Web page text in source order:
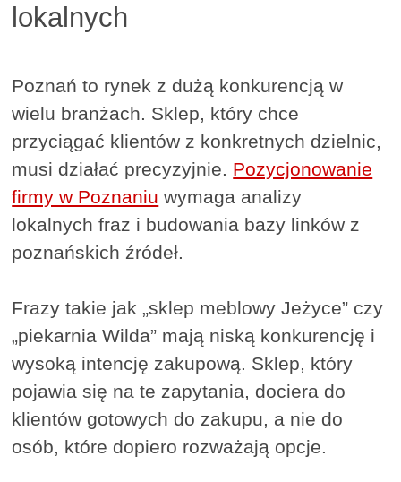
lokalnych
Poznań to rynek z dużą konkurencją w
wielu branżach. Sklep, który chce
przyciągać klientów z konkretnych dzielnic,
musi działać precyzyjnie. Pozycjonowanie
firmy w Poznaniu wymaga analizy
lokalnych fraz i budowania bazy linków z
poznańskich źródeł.
Frazy takie jak „sklep meblowy Jeżyce” czy
„piekarnia Wilda” mają niską konkurencję i
wysoką intencję zakupową. Sklep, który
pojawia się na te zapytania, dociera do
klientów gotowych do zakupu, a nie do
osób, które dopiero rozważają opcje.